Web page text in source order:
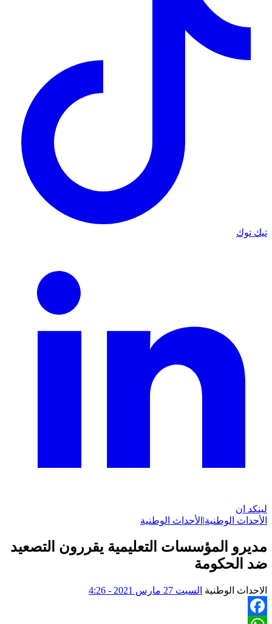
تيك توك
لينكد ان
الأحداث الوطنية| الأحداث الوطنية
مديرو المؤسسات التعليمية يقررون التصعيد
ضد الحكومة
الاحداث الوطنية السبت 27 مارس 2021 - 4:26